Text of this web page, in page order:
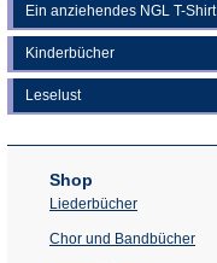
Ein anziehendes NGL T-Shirt
Kinderbücher
Leselust
Shop
Liederbücher
Chor und Bandbücher